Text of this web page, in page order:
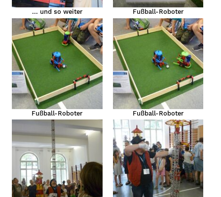
... und so weiter Fußball-Roboter
Fußball-Roboter Fußball-Roboter